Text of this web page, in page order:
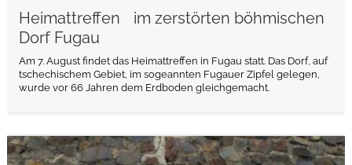
Heimattreffen im zerstörten böhmischen
Dorf Fugau
Am 7. August findet das Heimattreffen in Fugau statt. Das Dorf, auf
tschechischem Gebiet, im sogeannten Fugauer Zipfel gelegen,
wurde vor 66 Jahren dem Erdboden gleichgemacht.
weiterlesen